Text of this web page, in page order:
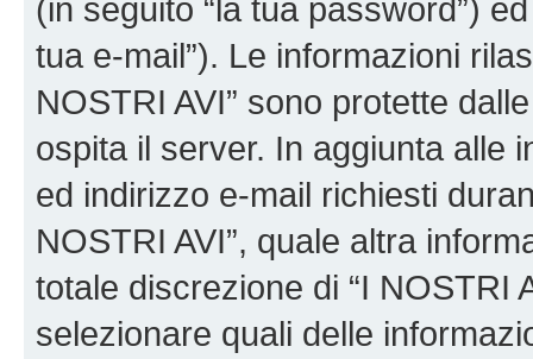
(in seguito “la tua password”)
tua e-mail”). Le informazioni
NOSTRI AVI” sono protette
ospita il server. In aggiunta alle
ed indirizzo e-mail richiesti
NOSTRI AVI”, quale altra
totale discrezione di “I NOSTRI
selezionare quali delle